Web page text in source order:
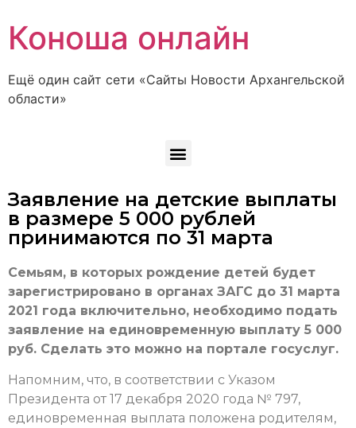
Коноша онлайн
Ещё один сайт сети «Сайты Новости Архангельской
области»
Заявление на детские выплаты
в размере 5 000 рублей
принимаются по 31 марта
Семьям, в которых рождение детей будет
зарегистрировано в органах ЗАГС до 31 марта
2021 года включительно, необходимо подать
заявление на единовременную выплату 5 000
руб. Сделать это можно на портале госуслуг.
Напомним, что, в соответствии с Указом
Президента от 17 декабря 2020 года № 797,
единовременная выплата положена родителям,